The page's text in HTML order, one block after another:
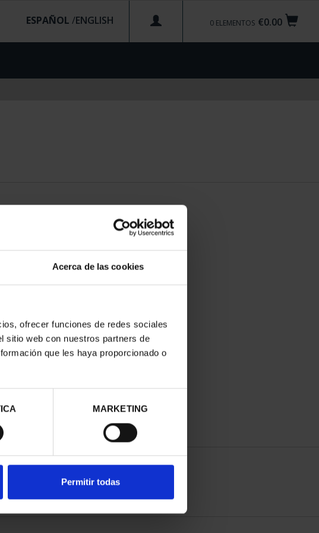
Acerca de las cookies
ofrecer funciones de redes sociales
sitio web con nuestros partners de
que les haya proporcionado o
MARKETING
Permitir todas
€0.00
0 ELEMENTOS
ESPAÑOL /